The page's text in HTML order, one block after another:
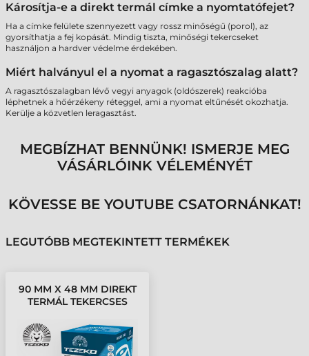
Károsítja-e a direkt termál címke a nyomtatófejet?
Ha a címke felülete szennyezett vagy rossz minőségű (porol), az
gyorsíthatja a fej kopását. Mindig tiszta, minőségi tekercseket
használjon a hardver védelme érdekében.
Miért halványul el a nyomat a ragasztószalag alatt?
A ragasztószalagban lévő vegyi anyagok (oldószerek) reakcióba
léphetnek a hőérzékeny réteggel, ami a nyomat eltűnését okozhatja.
Kerülje a közvetlen leragasztást.
MEGBÍZHAT BENNÜNK! ISMERJE MEG
VÁSÁRLÓINK VÉLEMÉNYÉT
KÖVESSE BE YOUTUBE CSATORNÁNKAT!
LEGUTÓBB MEGTEKINTETT TERMÉKEK
90 MM X 48 MM DIREKT
TERMÁL TEKERCSES
800 CÍMKE/TEKERCS )